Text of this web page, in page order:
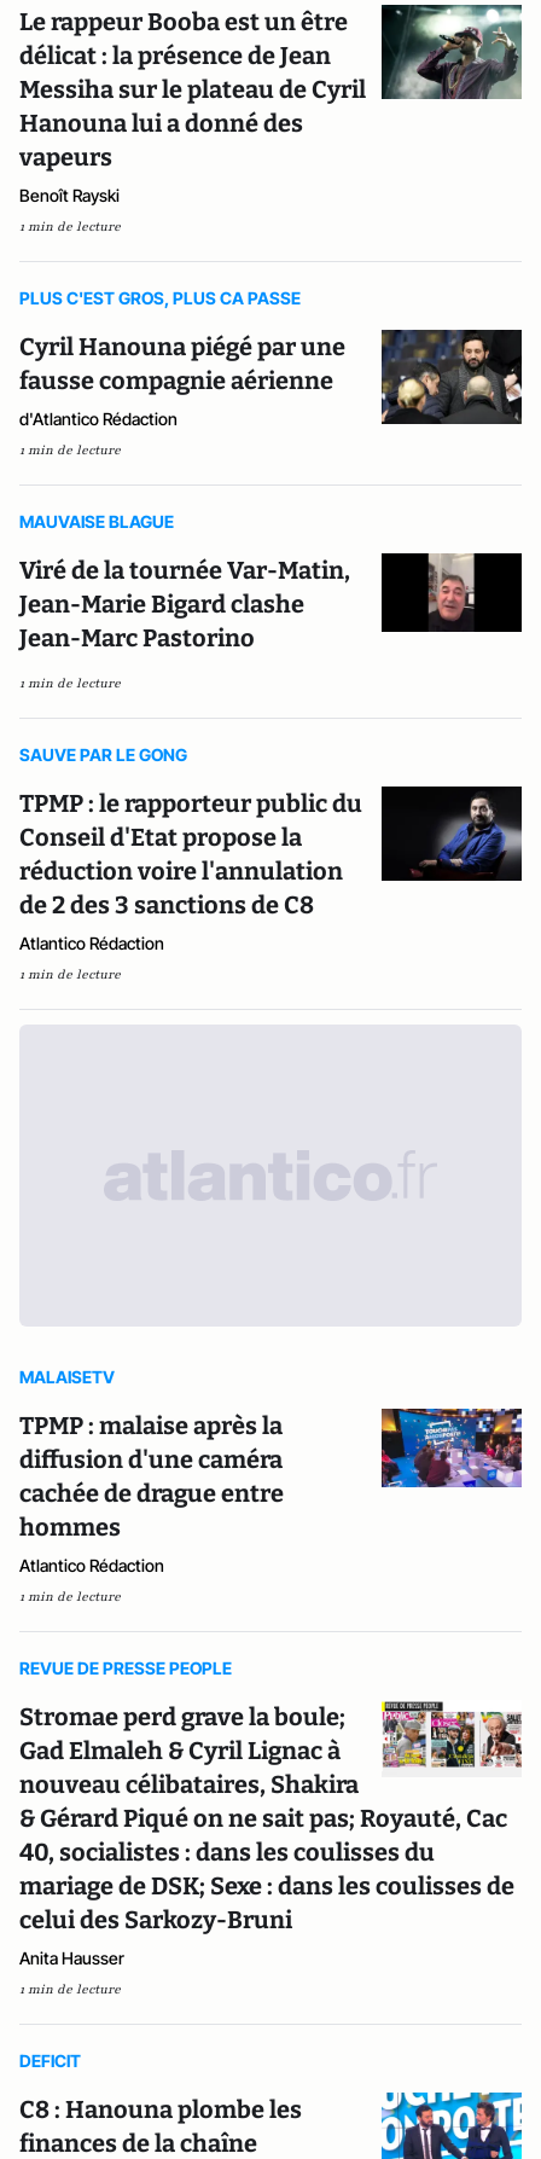
Le rappeur Booba est un être
délicat : la présence de Jean
Messiha sur le plateau de Cyril
Hanouna lui a donné des
vapeurs
Benoît Rayski
1 min de lecture
PLUS C'EST GROS, PLUS CA PASSE
Cyril Hanouna piégé par une
fausse compagnie aérienne
d'Atlantico Rédaction
1 min de lecture
MAUVAISE BLAGUE
Viré de la tournée Var-Matin,
Jean-Marie Bigard clashe
Jean-Marc Pastorino
1 min de lecture
SAUVE PAR LE GONG
TPMP : le rapporteur public du
Conseil d'Etat propose la
réduction voire l'annulation
de 2 des 3 sanctions de C8
Atlantico Rédaction
1 min de lecture
MALAISETV
TPMP : malaise après la
diffusion d'une caméra
cachée de drague entre
hommes
Atlantico Rédaction
1 min de lecture
REVUE DE PRESSE PEOPLE
Stromae perd grave la boule;
Gad Elmaleh & Cyril Lignac à
nouveau célibataires, Shakira
& Gérard Piqué on ne sait pas; Royauté, Cac
40, socialistes : dans les coulisses du
mariage de DSK; Sexe : dans les coulisses de
celui des Sarkozy-Bruni
Anita Hausser
1 min de lecture
DEFICIT
C8 : Hanouna plombe les
finances de la chaîne